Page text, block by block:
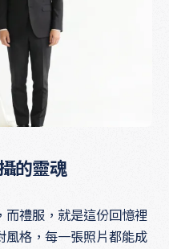
的靈魂
而禮服，就是這份回憶裡
風格，每一張照片都能成